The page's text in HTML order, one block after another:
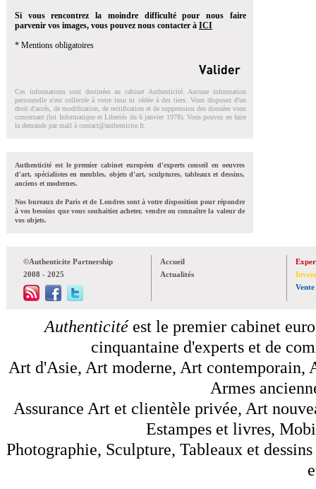
Si vous rencontrez la moindre difficulté pour nous faire
parvenir vos images, vous pouvez nous contacter à ICI
* Mentions obligatoires
Ces informations sont destinées au cabinet Authenticité. Aucune information
personnelle n'est collectée à votre insu ni cédée à des tiers. Vous disposez d'un
droit d'accés, de modification, de rectification et de suppression des données vous
concernant (loi Informatique et Libertés du 6 janvier 1978). Vous pouvez en faire
la demande par mail à contact@authenticite.fr.
Authenticité est le premier cabinet européen d'experts conseil en oeuvres
d'art, spécialistes en meubles, objets d'art, sculptures, tableaux et dessins,
anciens et modernes.
Nos bureaux de Paris et de Londres sont à votre disposition pour répondre
à vos besoins que vous souhaitiez acheter, vendre ou connaître la valeur de
vos objets.
©Authenticite Partnership
2008 - 2025
Accueil
Actualités
Vente
Authenticitéest le premier cabinet
cinquantaine d'experts et de
Art d'Asie, Art moderne, Art contemporain,
Armes
Assurance Art et clientèle privée, Art
Estampes et livres,
Photographie, Sculpture, Tableaux et